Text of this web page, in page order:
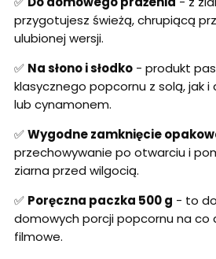
przygotujesz świeżą, chrupiącą
ulubionej wersji.
✅ Na słono i słodko - produkt
klasycznego popcornu z solą, jak i
lub cynamonem.
✅Wygodne zamknięcie
przechowywanie po otwarciu i
ziarna przed wilgocią.
✅ Poręczna paczka 500 g - to
domowych porcji popcornu na co
filmowe.